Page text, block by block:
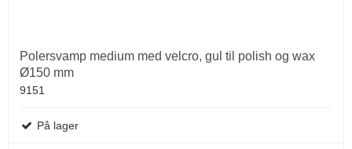
Polersvamp medium med velcro, gul til polish og wax
Ø150 mm
9151
På lager